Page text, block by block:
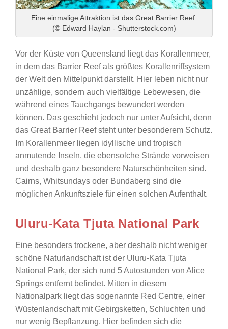
Eine einmalige Attraktion ist das Great Barrier Reef.
(© Edward Haylan - Shutterstock.com)
Vor der Küste von Queensland liegt das Korallenmeer,
in dem das Barrier Reef als größtes Korallenriffsystem
der Welt den Mittelpunkt darstellt. Hier leben nicht nur
unzählige, sondern auch vielfältige Lebewesen, die
während eines Tauchgangs bewundert werden
können. Das geschieht jedoch nur unter Aufsicht, denn
das Great Barrier Reef steht unter besonderem Schutz.
Im Korallenmeer liegen idyllische und tropisch
anmutende Inseln, die ebensolche Strände vorweisen
und deshalb ganz besondere Naturschönheiten sind.
Cairns, Whitsundays oder Bundaberg sind die
möglichen Ankunftsziele für einen solchen Aufenthalt.
Uluru-Kata Tjuta National Park
Eine besonders trockene, aber deshalb nicht weniger
schöne Naturlandschaft ist der Uluru-Kata Tjuta
National Park, der sich rund 5 Autostunden von Alice
Springs entfernt befindet. Mitten in diesem
Nationalpark liegt das sogenannte Red Centre, einer
Wüstenlandschaft mit Gebirgsketten, Schluchten und
nur wenig Bepflanzung. Hier befinden sich die